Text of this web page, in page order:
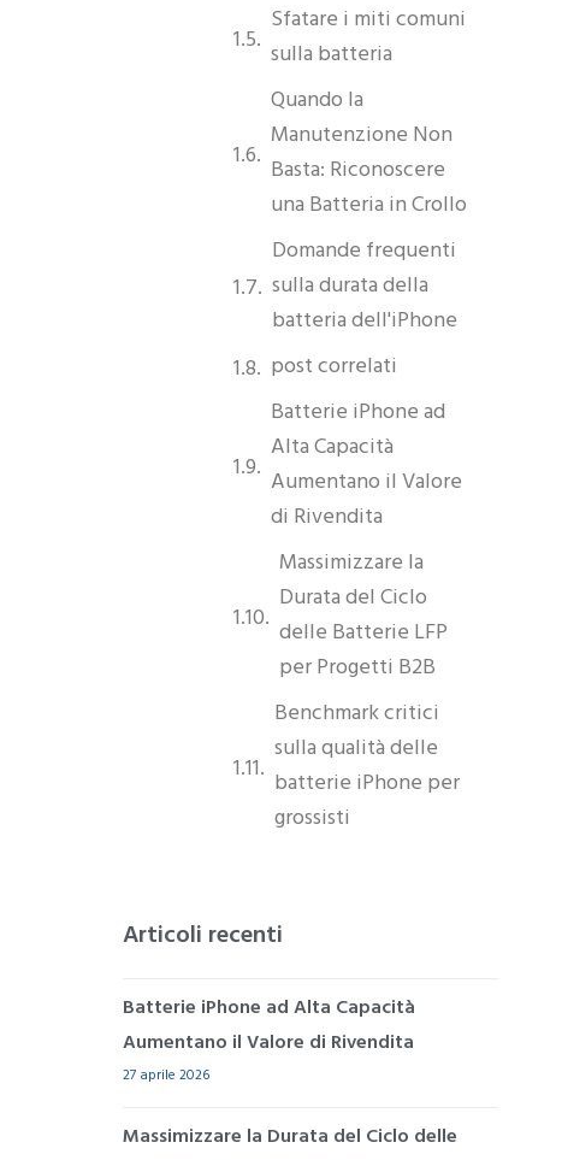
Sfatare i miti comuni
sulla batteria
Quando la
Manutenzione Non
Basta: Riconoscere
una Batteria in Crollo
Domande frequenti
sulla durata della
batteria dell'iPhone
post correlati
Batterie iPhone ad
Alta Capacità
Aumentano il Valore
di Rivendita
Massimizzare la
Durata del Ciclo
delle Batterie LFP
per Progetti B2B
Benchmark critici
sulla qualità delle
batterie iPhone per
grossisti
Articoli recenti
Batterie iPhone ad Alta Capacità
Aumentano il Valore di Rivendita
27 aprile 2026
Massimizzare la Durata del Ciclo delle